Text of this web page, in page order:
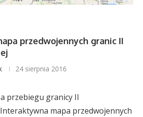
przedwojennych granic II
24 sierpnia 2016
przebiegu granicy II
mapa przedwojennych